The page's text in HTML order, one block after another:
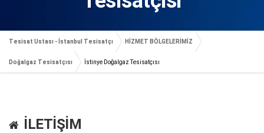
Tesisat Ustası - İstanbul Tesisatçı HİZMET BÖLGELERİMİZ
Doğalgaz Tesisatçısı İstinye Doğalgaz Tesisatçısı
İLETİŞİM